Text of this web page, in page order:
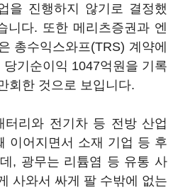
을 진행하지 않기로 결정했
니다. 또한 메리츠증권과 엔
총수익스와프(TRS) 계약에
기순이익 1047억원을 기록
회한 것으로 보입니다.
터리와 전기차 등 전방 산업
이어지면서 소재 기업 등 후
, 광무는 리튬염 등 유통 사
사와서 싸게 팔 수밖에 없는